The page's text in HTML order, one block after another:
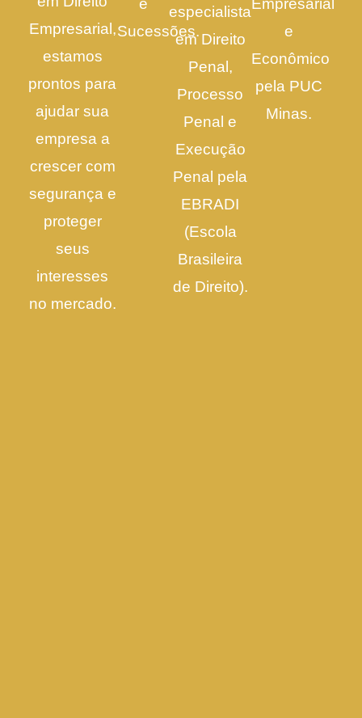
Empresarial,
estamos
prontos para
ajudar sua
empresa a
crescer com
segurança e
proteger
seus
interesses
no mercado.
e
Sucessões.
especialista
em Direito
Penal,
Processo
Penal e
Execução
Penal pela
EBRADI
(Escola
Brasileira
de Direito).
Empresarial
e
Econômico
pela PUC
Minas.